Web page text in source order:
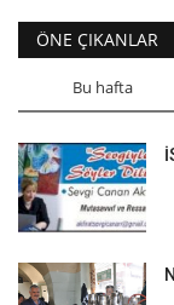
ÖNE ÇIKANLAR
Bu hafta